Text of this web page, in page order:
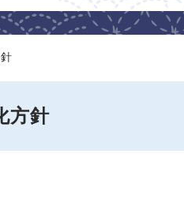
方針